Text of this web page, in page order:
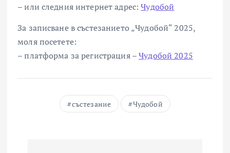
– или следния интернет адрес:Чудобой
За записване в състезанието „Чудобой“ 2025,
моля посетете:
– платформа за регистрация –Чудобой 2025
състезание Чудобой